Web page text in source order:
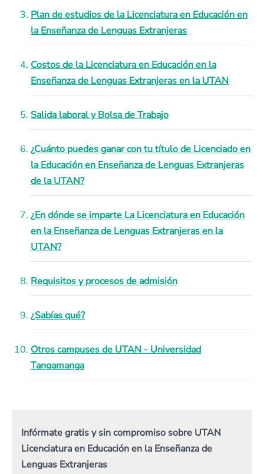
Plan de estudios de la Licenciatura en Educación en
la Enseñanza de Lenguas Extranjeras
Costos de la Licenciatura en Educación en la
Enseñanza de Lenguas Extranjeras en la UTAN
Salida laboral y Bolsa de Trabajo
¿Cuánto puedes ganar con tu título de Licenciado en
la Educación en Enseñanza de Lenguas Extranjeras
de la UTAN?
¿En dónde se imparte La Licenciatura en Educación
en la Enseñanza de Lenguas Extranjeras en la
UTAN?
Requisitos y procesos de admisión
¿Sabías qué?
Otros campuses de UTAN - Universidad
Tangamanga
Infórmate gratis y sin compromiso sobre UTAN
Licenciatura en Educación en la Enseñanza de
Lenguas Extranjeras